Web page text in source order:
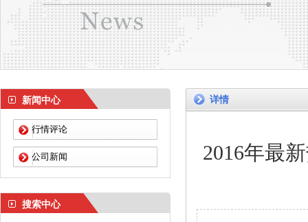
新闻中心
行情评论
公司新闻
搜索中心
详情
2016年最